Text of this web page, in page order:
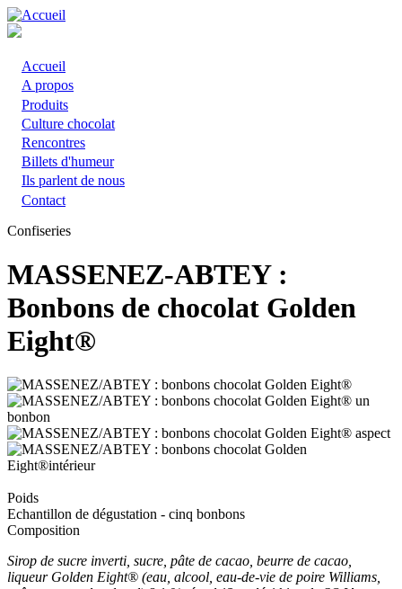
Aller
au
principal
Main
navigation
Accueil
A propos
Produits
Culture chocolat
Rencontres
Billets d'humeur
Ils parlent de nous
Contact
Confiseries
MASSENEZ-ABTEY :
Bonbons de chocolat Golden
Eight®
Poids
Echantillon de dégustation - cinq bonbons
Composition
Sirop de sucre inverti, sucre, pâte de cacao, beurre de cacao,
liqueur Golden Eight® (eau, alcool, eau-de-vie de poire Williams,